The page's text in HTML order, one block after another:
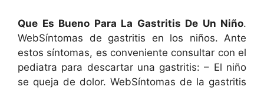
Que Es Bueno Para La Gastritis De Un Niño.
WebSíntomas de gastritis en los niños. Ante
estos síntomas, es conveniente consultar con el
pediatra para descartar una gastritis: – El niño
se queja de dolor. WebSíntomas de la gastritis